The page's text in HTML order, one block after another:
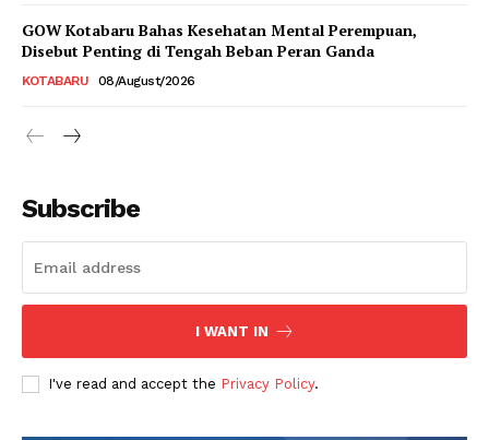
GOW Kotabaru Bahas Kesehatan Mental Perempuan,
Disebut Penting di Tengah Beban Peran Ganda
KOTABARU 08/August/2026
Subscribe
I WANT IN
I've read and accept the Privacy Policy.